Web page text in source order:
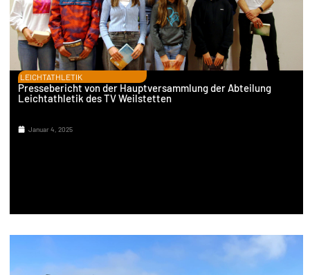
LEICHTATHLETIK
Pressebericht von der Hauptversammlung der Abteilung
Leichtathletik des TV Weilstetten
Januar 4, 2025